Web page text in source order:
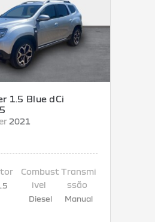
1.5 Blue dCi
2021
Diesel
Manual